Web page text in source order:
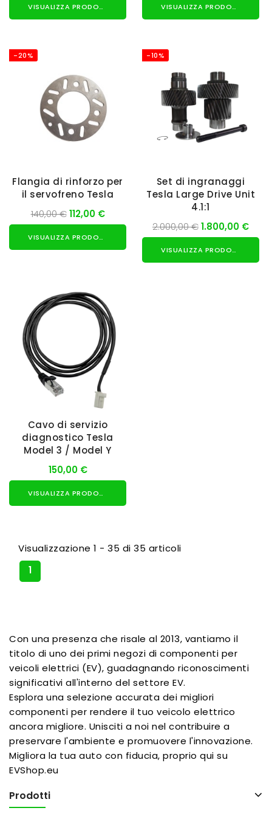
VISUALIZZA PRODOTTO VISUALIZZA PRODOTTO
-20%
Flangia di rinforzo per
il servofreno Tesla
140,00 € 112,00 €
VISUALIZZA PRODOTTO
-10%
Set di ingranaggi
Tesla Large Drive Unit
4.1:1
2.000,00 €1.800,00 €
VISUALIZZA PRODOTTO
Cavo di servizio
diagnostico Tesla
Model 3 / Model Y
150,00 €
VISUALIZZA PRODOTTO
Visualizzazione 1 - 35 di 35 articoli
1
Con una presenza che risale al 2013, vantiamo il
titolo di uno dei primi negozi di componenti per
veicoli elettrici (EV), guadagnando riconoscimenti
significativi all'interno del settore EV.
Esplora una selezione accurata dei migliori
componenti per rendere il tuo veicolo elettrico
ancora migliore. Unisciti a noi nel contribuire a
preservare l'ambiente e promuovere l'innovazione.
Migliora la tua auto con fiducia, proprio qui su
EVShop.eu
Prodotti